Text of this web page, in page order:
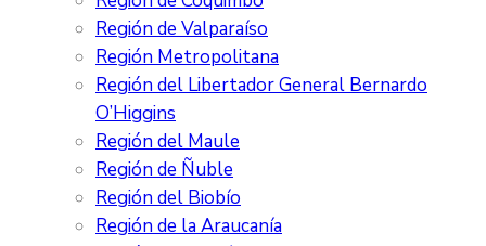
Región de Valparaíso
Región Metropolitana
Región del Libertador General Bernardo
O’Higgins
Región del Maule
Región de Ñuble
Región del Biobío
Región de la Araucanía